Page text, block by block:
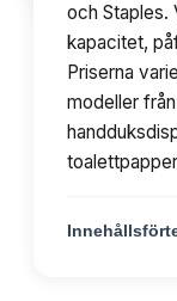
och Staples.
kapacitet,
Priserna
modeller